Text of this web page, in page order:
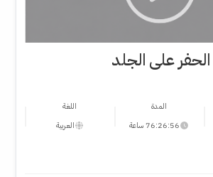
على الجلد
المدة
76:26:56 ساعة
اللغة
العربية